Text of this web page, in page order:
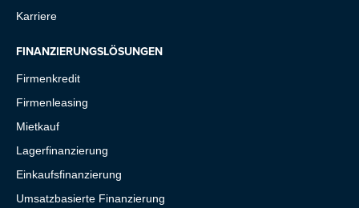
Karriere
FINANZIERUNGSLÖSUNGEN
Firmenkredit
Firmenleasing
Mietkauf
Lagerfinanzierung
Einkaufsfinanzierung
Umsatzbasierte Finanzierung